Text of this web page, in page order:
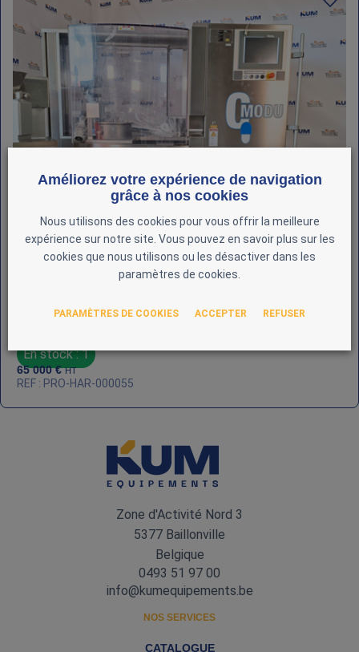
En stock : 1
65 000€ HT
REF : PRO-HAR-000055
Zone d'Activité Nord 3
5377 Baillonville
Belgique
0493 51 97 00
info@kumequipements.be
NOS SERVICES
CATALOGUE
Améliorez votre expérience de navigation
grâce à nos cookies
Nous utilisons des cookies pour vous offrir la meilleure
expérience sur notre site. Vous pouvez en savoir plus sur les
cookies que nous utilisons ou les désactiver dans les
paramètres de cookies.
PARAMÈTRES DE COOKIES ACCEPTER REFUSER